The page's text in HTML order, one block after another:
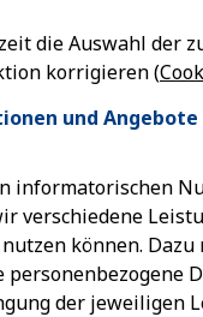
die Auswahl der
korrigieren (
und
informatorischen
verschiedene
können. Dazu
personenbezogene
der jeweiligen